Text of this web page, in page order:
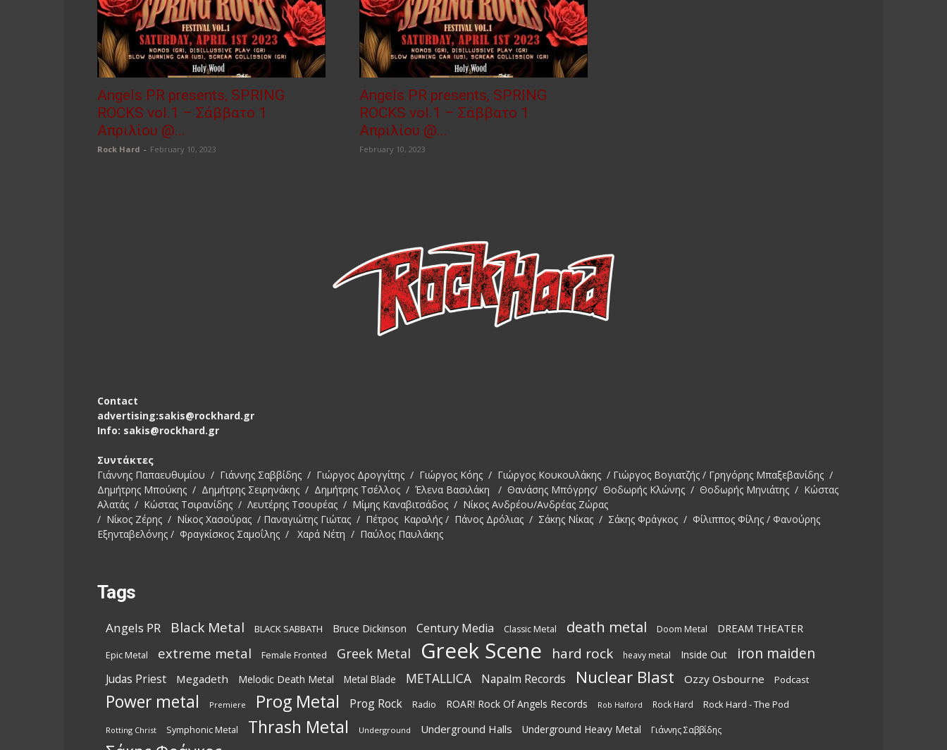
Αngels PR presents, SPRING
ROCKS vol.1 – Σάββατο 1
Απριλίου @...
Rock Hard - February 10, 2023
Αngels PR presents, SPRING
ROCKS vol.1 – Σάββατο 1
Απριλίου @...
February 10, 2023
Contact
advertising:sakis@rockhard.gr
Info: sakis@rockhard.gr
Συντάκτες
Γιάννης Παπαευθυμίου / Γιάννης Σαββίδης / Γιώργος Δρογγίτης / Γιώργος Κόης / Γιώργος Κουκουλάκης / Γιώργος Βογιατζής / Γρηγόρης Μπαξεβανίδης /
Δημήτρης Μπούκης / Δημήτρης Σειρηνάκης / Δημήτρης Τσέλλος / Έλενα Βασιλάκη / Θανάσης Μπόγρης/ Θοδωρής Κλώνης / Θοδωρής Μηνιάτης / Κώστας
Αλατάς / Κώστας Τσιρανίδης / Λευτέρης Τσουρέας / Μίμης Καναβιτσάδος / Νίκος Ανδρέου/Ανδρέας Ζώρας
/ Νίκος Ζέρης / Νίκος Χασούρας / Παναγιώτης Γιώτας / Πέτρος Καραλής / Πάνος Δρόλιας / Σάκης Νίκας / Σάκης Φράγκος / Φίλιππος Φίλης / Φανούρης
Εξηνταβελόνης / Φραγκίσκος Σαμοΐλης / Χαρά Νέτη / Παύλος Παυλάκης
Tags
Angels PR Black Metal BLACK SABBATH Bruce Dickinson Century Media Classic Metal death metal Doom Metal DREAM THEATER
Epic Metal extreme metal Female Fronted Greek Metal Greek Scene hard rock heavy metal Inside Out iron maiden
Judas Priest Megadeth Melodic Death Metal Metal Blade METALLICA Napalm Records Nuclear Blast Ozzy Osbourne Podcast
Power metal Premiere Prog Metal Prog Rock Radio ROAR! Rock Of Angels Records Rob Halford Rock Hard Rock Hard - The Pod
Rotting Christ Symphonic Metal Thrash Metal Underground Underground Halls Underground Heavy Metal Γιάννης Σαββίδης